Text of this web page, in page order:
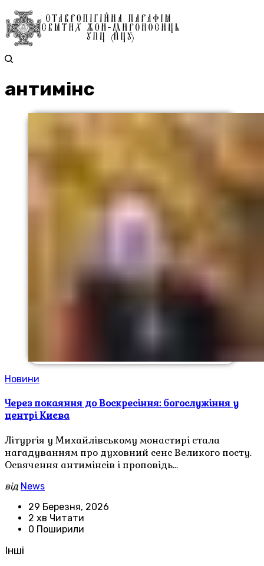
антимінс
Новини
Через покаяння до Воскресіння: богослужіння у
центрі Києва
Літургія у Михайлівському монастирі стала
нагадуванням про духовний сенс Великого посту.
Освячення антимінсів і проповідь…
від News
29 Березня, 2026
2 хв Читати
0 Поширили
Інші